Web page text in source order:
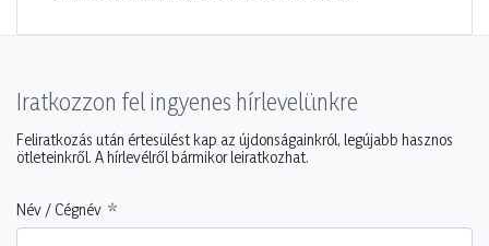
Iratkozzon fel ingyenes hírlevelünkre
Feliratkozás után értesülést kap az újdonságainkról, legújabb hasznos
ötleteinkről. A hírlevélről bármikor leiratkozhat.
Név / Cégnév